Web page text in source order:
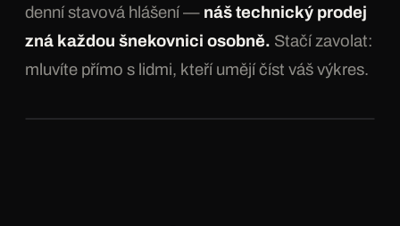
denní stavová hlášení — náš technický prodej
zná každou šnekovnici osobně. Stačí zavolat:
mluvíte přímo s lidmi, kteří umějí číst váš výkres.